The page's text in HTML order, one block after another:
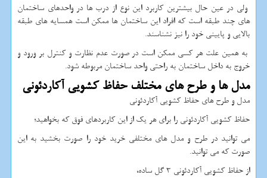
ولی در عین حال بیشترین کاربرد این نوع از درب ها در واحدهای ساختمان
های چند طبقه است که افراد این ساختمان ها ممکن است همسایه های طبقه
بالایی و پایینی خود را نیز نشناسند.
به همین علت هر کسی ممکن است در صورت عدم نظارت و کنترل بر ورود و
خروج به داخل ساختمان به راحتی واحد ساختمان مربوطه شود.
مدل ها و طرح های مختلف حفاظ کشویی آکاردئونی
مدل و طرح های حفاظ کشویی آکاردئونی
حفاظ کشویی آکاردئونی را برای هر یک از این کاربردهای فوق که بخواهید؛
می توانید در طرح و مدل های مختلفی خرید خود را صورت بخشید به این
صورت که می توانید.
از حفاظ کشویی آکاردئونی 3 گل ساده،